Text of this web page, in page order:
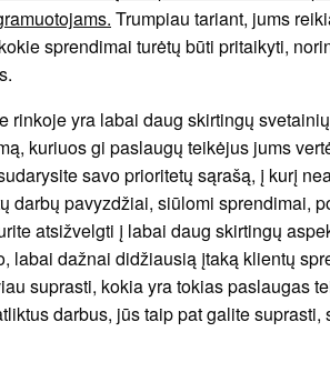
Trumpiau tariant, jums
sprendimai turėtų būti pritaikyti,
rinkoje yra labai daug skirtingų
kuriuos gi paslaugų teikėjus jums
savo prioritetų sąrašą, į kurį
darbų pavyzdžiai, siūlomi sprendimai,
atsižvelgti į labai daug skirtingų
labai dažnai didžiausią įtaką klientų
suprasti, kokia yra tokias paslaugas
darbus, jūs taip pat galite